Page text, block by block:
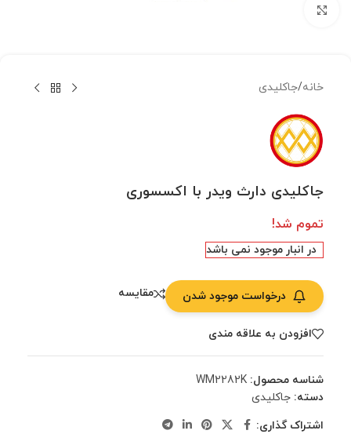
خانه/جاکلیدی
جاکلیدی دارث ویدر با اکسسوری
تموم شد!
در انبار موجود نمی باشد
درخواست موجود شدن مقایسه
افزودن به علاقه مندی
شناسه محصول: WM2282K
دسته: جاکلیدی
اشتراک گذاری: